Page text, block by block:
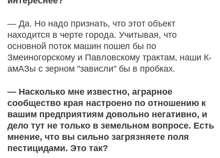
— Да. Но надо признать, что этот объект
находится в черте города. Учитывая, что
основной поток машин пошел бы по
Змеиногорскому и Павловскому трактам, наши К­
амАЗы с зерном "зависли" бы в пробках.
— Насколько мне известно, аграрное
сообщество края настроено по отношению к
вашим предприятиям довольно негативно, и
дело тут не только в земельном вопросе. Есть
мнение, что вы сильно загрязняете поля
пестицидами. Это так?